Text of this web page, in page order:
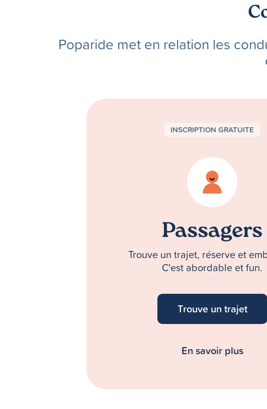
Poparide met en relation les
INSCRIPTION GRATUITE
Passagers
Trouve un trajet, réserve et
C'est abordable et fun.
Trouve un trajet
En savoir plus